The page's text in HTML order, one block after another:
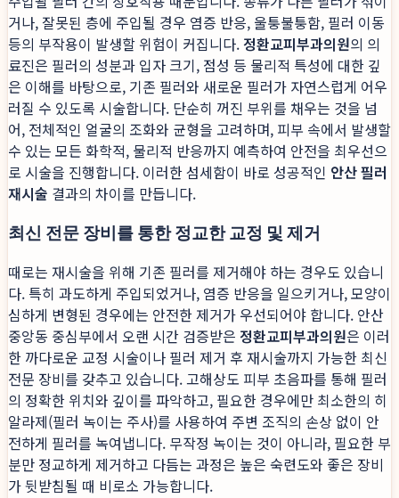
거나, 잘못된 층에 주입될 경우 염증 반응, 울퉁불퉁함, 필러 이동
등의 부작용이 발생할 위험이 커집니다. 정환교피부과의원의 의
료진은 필러의 성분과 입자 크기, 점성 등 물리적 특성에 대한 깊
은 이해를 바탕으로, 기존 필러와 새로운 필러가 자연스럽게 어우
러질 수 있도록 시술합니다. 단순히 꺼진 부위를 채우는 것을 넘
어, 전체적인 얼굴의 조화와 균형을 고려하며, 피부 속에서 발생할
수 있는 모든 화학적, 물리적 반응까지 예측하여 안전을 최우선으
로 시술을 진행합니다. 이러한 섬세함이 바로 성공적인 안산 필러
재시술 결과의 차이를 만듭니다.
최신 전문 장비를 통한 정교한 교정 및 제거
때로는 재시술을 위해 기존 필러를 제거해야 하는 경우도 있습니
다. 특히 과도하게 주입되었거나, 염증 반응을 일으키거나, 모양이
심하게 변형된 경우에는 안전한 제거가 우선되어야 합니다. 안산
중앙동 중심부에서 오랜 시간 검증받은 정환교피부과의원은 이러
한 까다로운 교정 시술이나 필러 제거 후 재시술까지 가능한 최신
전문 장비를 갖추고 있습니다. 고해상도 피부 초음파를 통해 필러
의 정확한 위치와 깊이를 파악하고, 필요한 경우에만 최소한의 히
알라제(필러 녹이는 주사)를 사용하여 주변 조직의 손상 없이 안
전하게 필러를 녹여냅니다. 무작정 녹이는 것이 아니라, 필요한 부
분만 정교하게 제거하고 다듬는 과정은 높은 숙련도와 좋은 장비
가 뒷받침될 때 비로소 가능합니다.